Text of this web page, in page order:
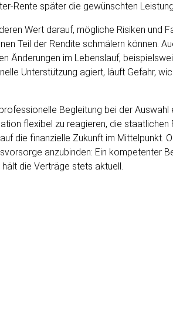
Rente später die gewünschten
Wert darauf, mögliche Risiken und
Teil der Rendite schmälern können.
Änderungen im Lebenslauf,
Unterstützung agiert, läuft Gefahr,
Begleitung bei der
flexibel zu reagieren, die
die finanzielle Zukunft im
anzubinden: Ein kompetenter
die Verträge stets aktuell.